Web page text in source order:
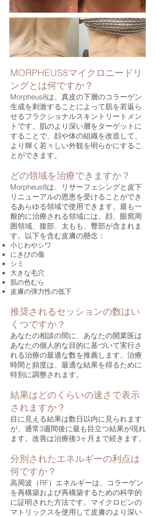
MORPHEUS8マイクロニードリ
ングとは何ですか？
Morpheus8は、真皮の下層のコラーゲン
生成を刺激することによって肌を若返ら
せるフラクショナルスキントリートメン
トです。肌のより深い層をターゲットに
することで、顔や体の組織を改造して、
より輝く若々しい外観を明らかにするこ
とができます。
どの領域を治療できますか？
Morpheus8は、リサーフェシングと皮下
リニューアルの恩恵を受けることができ
るあらゆる領域で使用できます。最も一
般的に治療される領域には、顔、眼窩周
囲領域、腹部、太もも、臀部が含まれま
す。以下を含む皮膚の懸念：
小じわやシワ
にきびの傷
シミ
大きな毛穴
肌の色むら
皮膚の弾力性の低下
推奨されるセッションの数はい
くつですか？
あなたの相談の間に、あなたの開業医は
あなたの個人的な目的に基づいて実行さ
れる治療の最適な数を推薦します。治療
時間と頻度は、最適な結果を得るために
特別に調整されます。
結果はどのくらいの速さで表示
されますか？
目に見える結果は数日以内に見られます
が、通常3週間後に最も目立つ結果が現れ
ます。改善は治療後3ヶ月まで続きます。
分別されたエネルギーの利点は
何ですか？
高周波（RF）エネルギーは、コラーゲン
を再構築および再構築するための科学的
に証明された方法です。マイクロピンの
マトリックスを使用して皮膚のより深い